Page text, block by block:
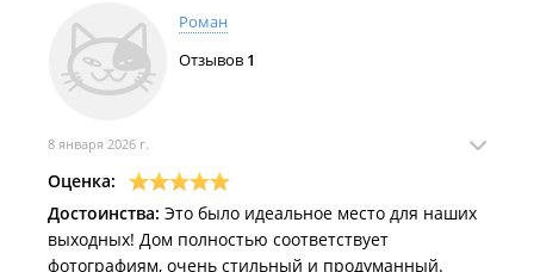
Роман
Отзывов 1
8 января 2026 г.
Оценка:
Достоинства: Это было идеальное место для наших
выходных! Дом полностью соответствует
фотографиям, очень стильный и продуманный.